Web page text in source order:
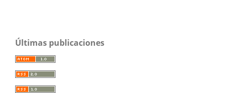
Últimas publicaciones